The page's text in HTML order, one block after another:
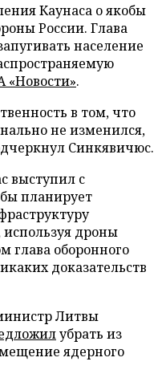
Каунаса о якобы
России. Глава
население
«Новости».
в том, что
не изменился,
Синкявичюс.
выступил с
планирует
используя дроны
глава оборонного
доказательств
Литвы
убрать из
ядерного